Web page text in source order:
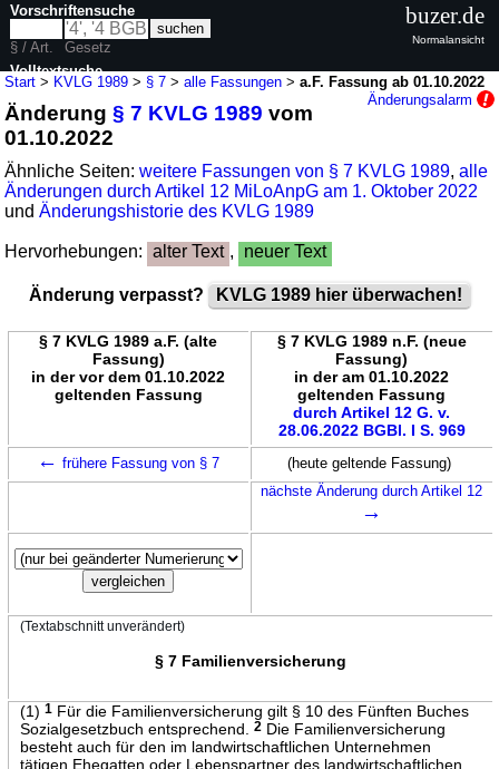
Start > KVLG 1989 > § 7 >alle Fassungen >a.F. Fassung ab 01.10.2022
Änderungsalarm
Änderung§ 7 KVLG 1989 vom
01.10.2022
Ähnliche Seiten:weitere Fassungen von § 7 KVLG 1989,alle
Änderungen durch Artikel 12 MiLoAnpG am 1. Oktober 2022
undÄnderungshistorie des KVLG 1989
Hervorhebungen: alter Text , neuer Text
Änderung verpasst? KVLG 1989 hier überwachen!
§ 7 KVLG 1989 a.F. (alte
Fassung)
in der vor dem 01.10.2022
geltenden Fassung
§ 7 KVLG 1989 n.F. (neue
Fassung)
in der am 01.10.2022
geltenden Fassung
durch Artikel 12 G. v.
28.06.2022 BGBl. I S. 969
← frühere Fassung von § 7
(heute geltende Fassung)
nächste Änderung durch Artikel 12
→
(Textabschnitt unverändert)
§ 7 Familienversicherung
(1) 1Für die Familienversicherung gilt § 10 des Fünften Buches
Sozialgesetzbuch entsprechend.
2Die Familienversicherung
besteht auch für den im landwirtschaftlichen Unternehmen
tätigen Ehegatten oder Lebenspartner des landwirtschaftlichen
Vorschriftensuche
§ / Art.
Gesetz
Volltextsuche
nur in KVLG 1989
buzer.de
Normalansicht